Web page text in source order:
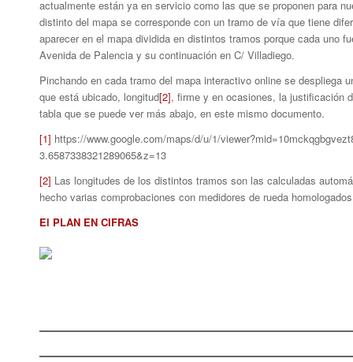
actualmente están ya en servicio como las que se proponen para
distinto del mapa se corresponde con un tramo de vía que tiene
aparecer en el mapa dividida en distintos tramos porque cada uno
Avenida de Palencia y su continuación en C/ Villadiego.
Pinchando en cada tramo del mapa interactivo online se despliega
que está ubicado, longitud[2], firme y en ocasiones, la justificación
tabla que se puede ver más abajo, en este mismo documento.
[1] https://www.google.com/maps/d/u/1/
3.6587338321289065&z=13
[2] Las longitudes de los distintos tramos son las calculadas
hecho varias comprobaciones con medidores de rueda
El PLAN EN CIFRAS